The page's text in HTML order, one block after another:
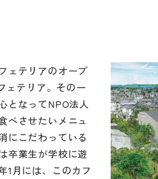
ェテリアのオープ
ェテリア。その一
となってNPO法人
べさせたいメニュ
にこだわっている
卒業生が学校に遊
1月には、このカフ